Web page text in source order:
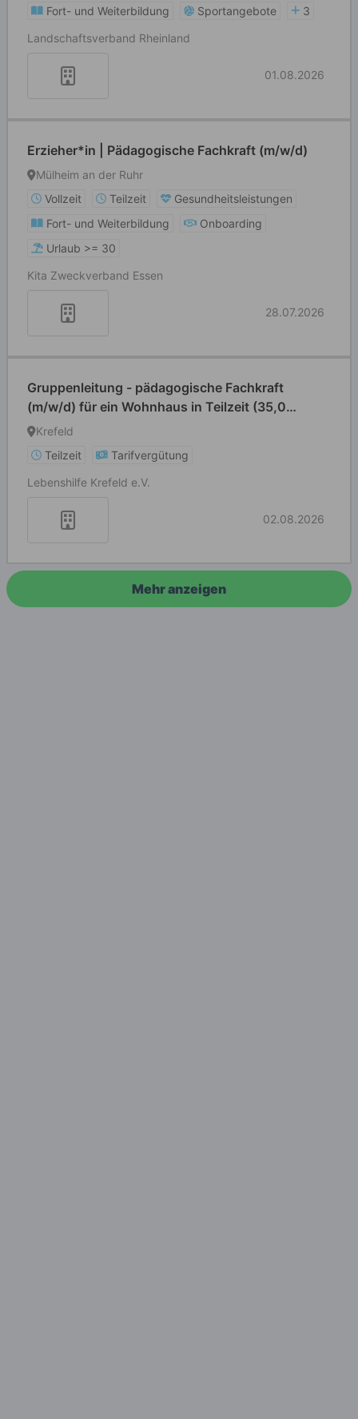
Fort- und Weiterbildung Sportangebote
3
Landschaftsverband Rheinland
01.08.2026
Erzieher*in | Pädagogische Fachkraft (m/w/d)
Mülheim an der Ruhr
Vollzeit
Teilzeit
Gesundheitsleistungen
Fort- und Weiterbildung
Onboarding
Urlaub >= 30
Kita Zweckverband Essen
28.07.2026
Gruppenleitung - pädagogische Fachkraft
(m/w/d) für ein Wohnhaus in Teilzeit (35,0
WStd.)
Krefeld
Teilzeit
Tarifvergütung
Lebenshilfe Krefeld e.V.
02.08.2026
Mehr anzeigen